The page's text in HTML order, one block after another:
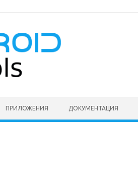
ПРИЛОЖЕНИЯ ДОКУМЕНТАЦИЯ